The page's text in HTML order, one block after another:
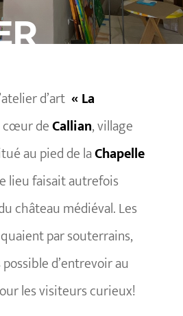
d’art « La
cœur deCallian, village
au pied de laChapelle
lieu faisait autrefois
château médiéval. Les
par souterrains,
d’entrevoir au
les visiteurs curieux!